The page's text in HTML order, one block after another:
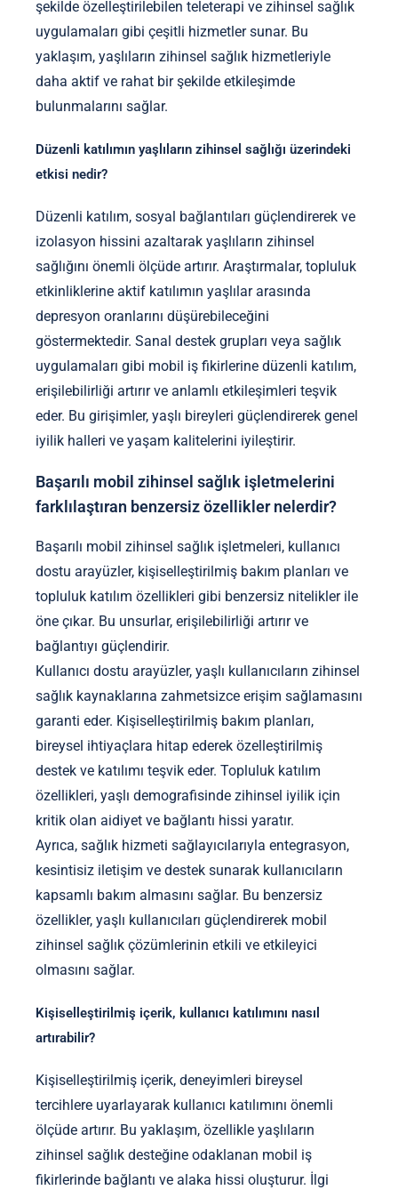
şekilde özelleştirilebilen teleterapi ve zihinsel sağlık
uygulamaları gibi çeşitli hizmetler sunar. Bu
yaklaşım, yaşlıların zihinsel sağlık hizmetleriyle
daha aktif ve rahat bir şekilde etkileşimde
bulunmalarını sağlar.
Düzenli katılımın yaşlıların zihinsel sağlığı üzerindeki
etkisi nedir?
Düzenli katılım, sosyal bağlantıları güçlendirerek ve
izolasyon hissini azaltarak yaşlıların zihinsel
sağlığını önemli ölçüde artırır. Araştırmalar, topluluk
etkinliklerine aktif katılımın yaşlılar arasında
depresyon oranlarını düşürebileceğini
göstermektedir. Sanal destek grupları veya sağlık
uygulamaları gibi mobil iş fikirlerine düzenli katılım,
erişilebilirliği artırır ve anlamlı etkileşimleri teşvik
eder. Bu girişimler, yaşlı bireyleri güçlendirerek genel
iyilik halleri ve yaşam kalitelerini iyileştirir.
Başarılı mobil zihinsel sağlık işletmelerini
farklılaştıran benzersiz özellikler nelerdir?
Başarılı mobil zihinsel sağlık işletmeleri, kullanıcı
dostu arayüzler, kişiselleştirilmiş bakım planları ve
topluluk katılım özellikleri gibi benzersiz nitelikler ile
öne çıkar. Bu unsurlar, erişilebilirliği artırır ve
bağlantıyı güçlendirir.
Kullanıcı dostu arayüzler, yaşlı kullanıcıların zihinsel
sağlık kaynaklarına zahmetsizce erişim sağlamasını
garanti eder. Kişiselleştirilmiş bakım planları,
bireysel ihtiyaçlara hitap ederek özelleştirilmiş
destek ve katılımı teşvik eder. Topluluk katılım
özellikleri, yaşlı demografisinde zihinsel iyilik için
kritik olan aidiyet ve bağlantı hissi yaratır.
Ayrıca, sağlık hizmeti sağlayıcılarıyla entegrasyon,
kesintisiz iletişim ve destek sunarak kullanıcıların
kapsamlı bakım almasını sağlar. Bu benzersiz
özellikler, yaşlı kullanıcıları güçlendirerek mobil
zihinsel sağlık çözümlerinin etkili ve etkileyici
olmasını sağlar.
Kişiselleştirilmiş içerik, kullanıcı katılımını nasıl
artırabilir?
Kişiselleştirilmiş içerik, deneyimleri bireysel
tercihlere uyarlayarak kullanıcı katılımını önemli
ölçüde artırır. Bu yaklaşım, özellikle yaşlıların
zihinsel sağlık desteğine odaklanan mobil iş
fikirlerinde bağlantı ve alaka hissi oluşturur. İlgi